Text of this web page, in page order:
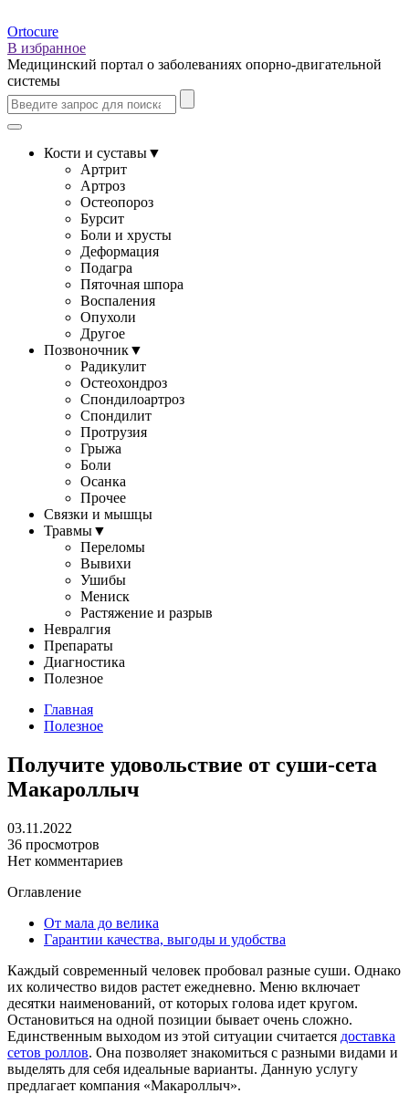
Ortocure
В избранное
Медицинский портал о заболеваниях опорно-двигательной
системы
Кости и суставы▼
Артрит
Артроз
Остеопороз
Бурсит
Боли и хрусты
Деформация
Подагра
Пяточная шпора
Воспаления
Опухоли
Другое
Позвоночник▼
Радикулит
Остеохондроз
Спондилоартроз
Спондилит
Протрузия
Грыжа
Боли
Осанка
Прочее
Связки и мышцы
Травмы▼
Переломы
Вывихи
Ушибы
Мениск
Растяжение и разрыв
Невралгия
Препараты
Диагностика
Полезное
Главная
Полезное
Получите удовольствие от суши-сета
Макароллыч
03.11.2022
36 просмотров
Нет комментариев
Оглавление
От мала до велика
Гарантии качества, выгоды и удобства
Каждый современный человек пробовал разные суши. Однако
их количество видов растет ежедневно. Меню включает
десятки наименований, от которых голова идет кругом.
Остановиться на одной позиции бывает очень сложно.
Единственным выходом из этой ситуации считается доставка
сетов роллов. Она позволяет знакомиться с разными видами и
выделять для себя идеальные варианты. Данную услугу
предлагает компания «Макароллыч».